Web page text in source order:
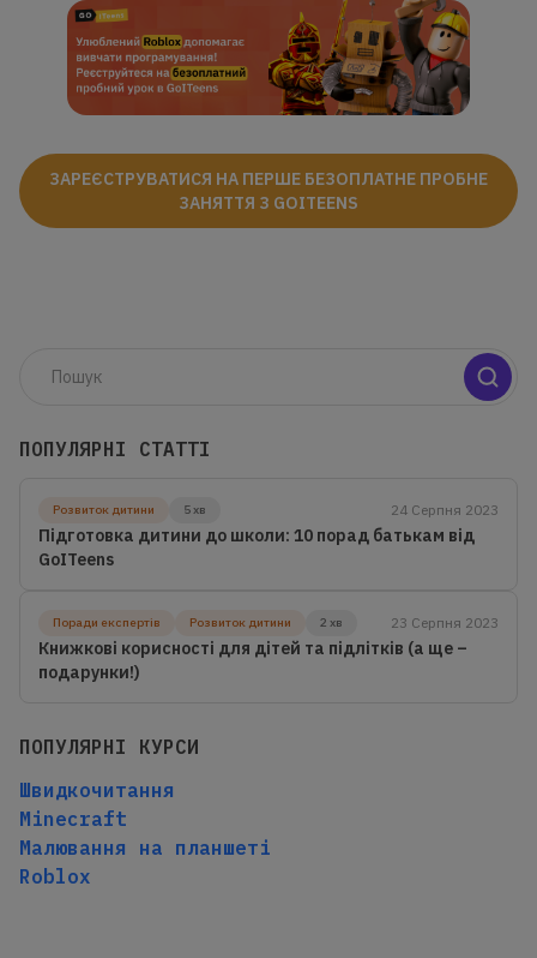
ЗАРЕЄСТРУВАТИСЯ НА ПЕРШЕ БЕЗОПЛАТНЕ ПРОБНЕ
ЗАНЯТТЯ З GOITEENS
ПОПУЛЯРНІ СТАТТІ
Розвиток дитини 5 хв 24 Серпня 2023
Підготовка дитини до школи: 10 порад батькам від
GoITeens
Поради експертів Розвиток дитини 2 хв 23 Серпня 2023
Книжкові корисності для дітей та підлітків (а ще –
подарунки!)
ПОПУЛЯРНІ КУРСИ
Швидкочитання
Minecraft
Малювання на планшеті
Roblox